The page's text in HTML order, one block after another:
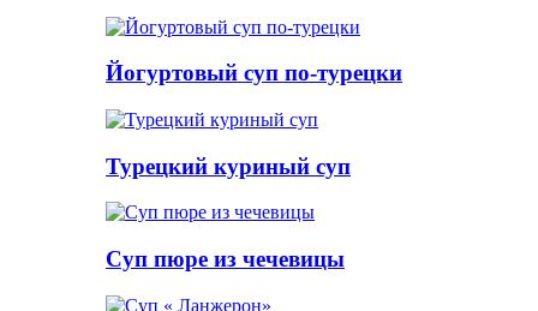
Йогуртовый суп по-турецки
Турецкий куриный суп
Суп пюре из чечевицы